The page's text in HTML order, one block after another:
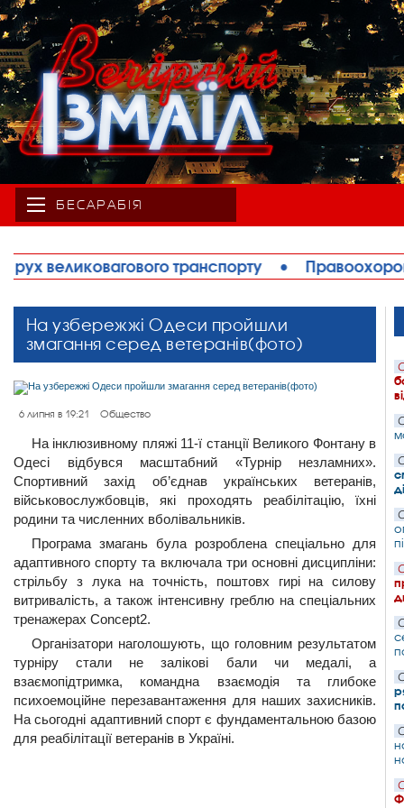
БЕСАРАБІЯ
• Правоохоронці запобігли теракту в
На узбережжі Одеси пройшли
змагання серед ветеранів(фото)
6 липня в 19:21 Общество
На інклюзивному пляжі 11-ї станції Великого Фонтану в
Одесі відбувся масштабний «Турнір незламних».
Спортивний захід об’єднав українських ветеранів,
військовослужбовців, які проходять реабілітацію, їхні
родини та численних вболівальників.
Програма змагань була розроблена спеціально для
адаптивного спорту та включала три основні дисципліни:
стрільбу з лука на точність, поштовх гирі на силову
витривалість, а також інтенсивну греблю на спеціальних
тренажерах Concept2.
Організатори наголошують, що головним результатом
турніру стали не залікові бали чи медалі, а
взаємопідтримка, командна взаємодія та глибоке
психоемоційне перезавантаження для наших захисників.
На сьогодні адаптивний спорт є фундаментальною базою
для реабілітації ветеранів в Україні.